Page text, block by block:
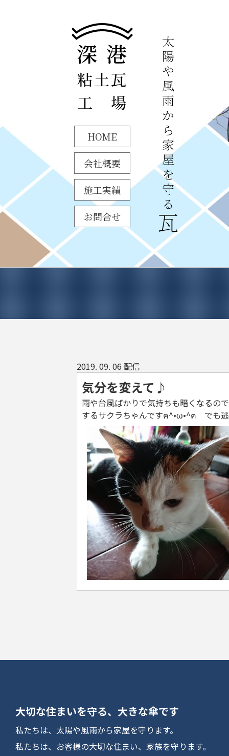
HOME
会社概要
施工実績
お問合せ
2019. 09. 06 配信
気分を変えて♪
雨や台風ばかりで気持ちも暗くなるの
するサクラちゃんですฅ^•ω•^ฅ でも
大切な住まいを守る、大きな傘です
私たちは、太陽や風雨から家屋を守ります。
私たちは、お客様の大切な住まい、家族を守ります。